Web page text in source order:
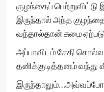
குழந்தைப்
இருந்தால் அந்த
வந்தால்தான் சுமை
அப்பாவிடம் சேதி
தனிக்குடித்தனம் வந்து